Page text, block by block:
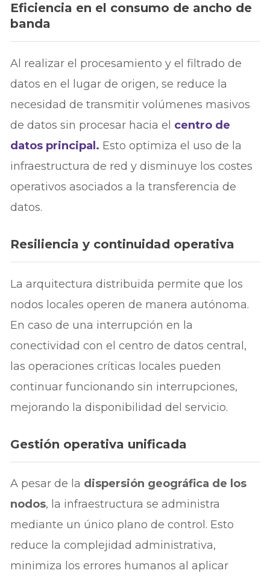
Eficiencia en el consumo de ancho de
banda
Al realizar el procesamiento y el filtrado de
datos en el lugar de origen, se reduce la
necesidad de transmitir volúmenes masivos
de datos sin procesar hacia el centro de
datos principal. Esto optimiza el uso de la
infraestructura de red y disminuye los costes
operativos asociados a la transferencia de
datos.
Resiliencia y continuidad operativa
La arquitectura distribuida permite que los
nodos locales operen de manera autónoma.
En caso de una interrupción en la
conectividad con el centro de datos central,
las operaciones críticas locales pueden
continuar funcionando sin interrupciones,
mejorando la disponibilidad del servicio.
Gestión operativa unificada
A pesar de la dispersión geográfica de los
nodos, la infraestructura se administra
mediante un único plano de control. Esto
reduce la complejidad administrativa,
minimiza los errores humanos al aplicar